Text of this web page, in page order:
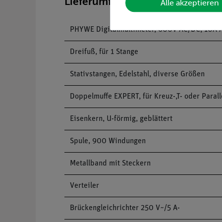
PHYWE Digitalmultimeter, 600V AC/DC,
Dreifuß, für 1 Stange
Stativstangen, Edelstahl, diverse Größen
Doppelmuffe EXPERT, für Kreuz-,T- oder
Eisenkern, U-förmig, geblättert
Spule, 900 Windungen
Metallband mit Steckern
Verteiler
Brückengleichrichter 250 V~/5 A-
Alle akzeptieren